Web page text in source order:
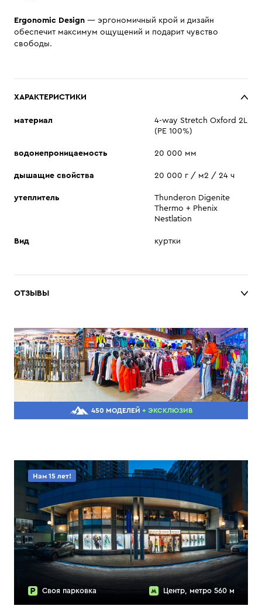
Ergonomic Design — эргономичный крой и дизайн
обеспечит максимум ощущений и подарит чувство
свободы.
ХАРАКТЕРИСТИКИ
материал
4-way Stretch Oxford 2L
(PE 100%)
водонепроницаемость 20 000 мм
дышащие свойства 20 000 г / м2 / 24 ч
утеплитель
Thunderon Digenite
Thermo + Phenix
Nestlation
Вид куртки
ОТЗЫВЫ
450 МОДЕЛЕЙ + ЭКСКЛЮЗИВ
Нам 15 лет!
Своя парковка Центр, метро 560 м